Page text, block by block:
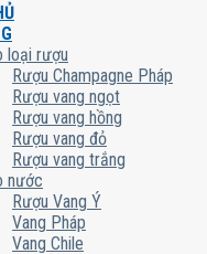
loại rượu
Rượu Champagne Pháp
Rượu vang ngọt
Rượu vang hồng
Rượu vang đỏ
Rượu vang trắng
nước
Rượu Vang Ý
Vang Pháp
Vang Chile